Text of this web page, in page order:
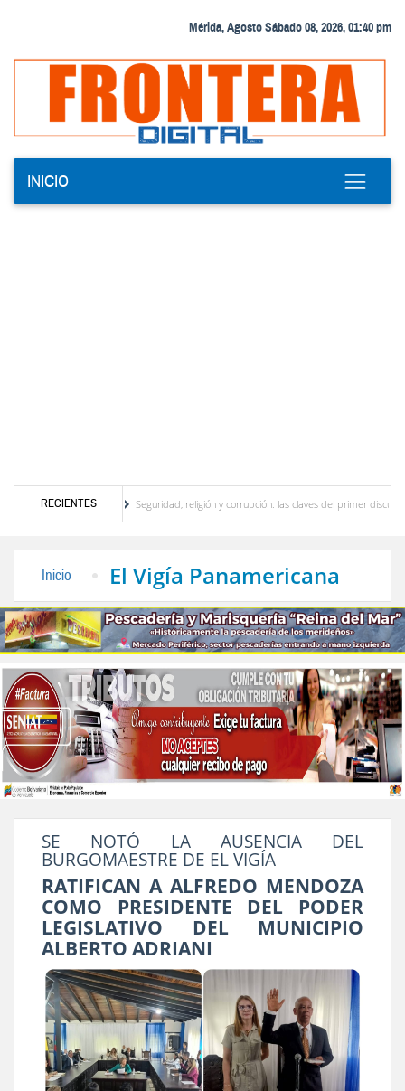
Mérida, Agosto Sábado 08, 2026, 01:40 pm
INICIO
RECIENTES
merideño
Seguridad, religión y corrupción: las claves del primer discurso de
Inicio El Vigía Panamericana
SE NOTÓ LA AUSENCIA DEL
BURGOMAESTRE DE EL VIGÍA
RATIFICAN A ALFREDO MENDOZA
COMO PRESIDENTE DEL PODER
LEGISLATIVO DEL MUNICIPIO
ALBERTO ADRIANI